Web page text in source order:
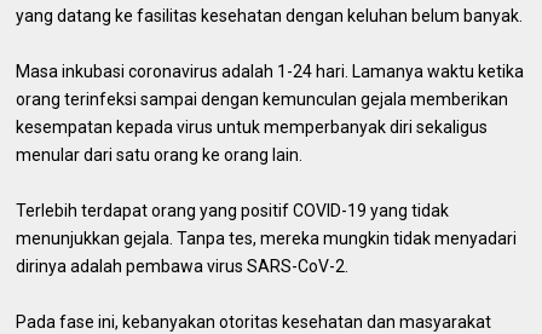
yang datang ke fasilitas kesehatan dengan keluhan belum banyak.
Masa inkubasi coronavirus adalah 1-24 hari. Lamanya waktu ketika
orang terinfeksi sampai dengan kemunculan gejala memberikan
kesempatan kepada virus untuk memperbanyak diri sekaligus
menular dari satu orang ke orang lain.
Terlebih terdapat orang yang positif COVID-19 yang tidak
menunjukkan gejala. Tanpa tes, mereka mungkin tidak menyadari
dirinya adalah pembawa virus SARS-CoV-2.
Pada fase ini, kebanyakan otoritas kesehatan dan masyarakat